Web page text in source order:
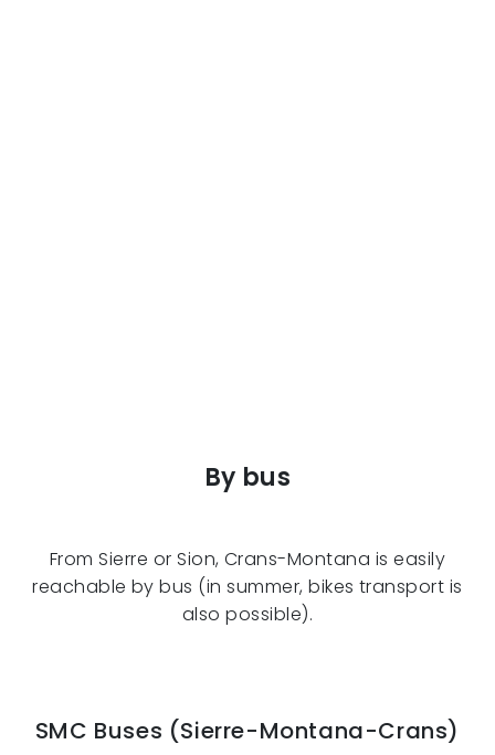
By bus
From Sierre or Sion, Crans-Montana is easily
reachable by bus (in summer, bikes transport is
also possible).
SMC Buses (Sierre-Montana-Crans)